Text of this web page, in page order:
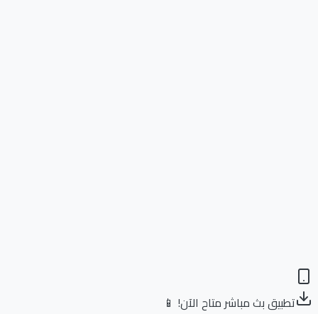
تطبيق بث مباشر متاح الآن! 📱